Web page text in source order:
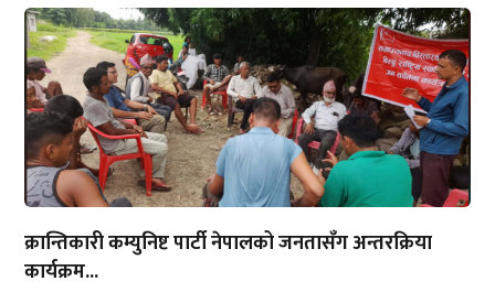
क्रान्तिकारी कम्युनिष्ट पार्टी नेपालको जनतासँग अन्तरक्रिया
कार्यक्रम...